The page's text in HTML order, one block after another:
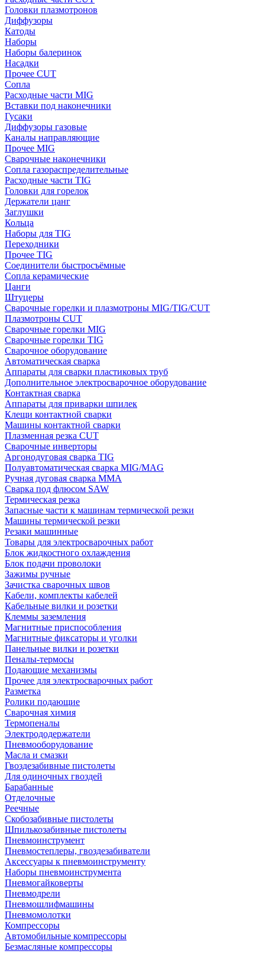
Головки плазмотронов
Диффузоры
Катоды
Наборы
Наборы балеринок
Насадки
Прочее CUT
Сопла
Расходные части MIG
Вставки под наконечники
Гусаки
Диффузоры газовые
Каналы направляющие
Прочее MIG
Сварочные наконечники
Сопла газораспределительные
Расходные части TIG
Головки для горелок
Держатели цанг
Заглушки
Кольца
Наборы для TIG
Переходники
Прочее TIG
Соединители быстросъёмные
Сопла керамические
Цанги
Штуцеры
Сварочные горелки и плазмотроны MIG/TIG/CUT
Плазмотроны CUT
Сварочные горелки MIG
Сварочные горелки TIG
Сварочное оборудование
Автоматическая сварка
Аппараты для сварки пластиковых труб
Дополнительное электросварочное оборудование
Контактная сварка
Аппараты для приварки шпилек
Клещи контактной сварки
Машины контактной сварки
Плазменная резка CUT
Сварочные инверторы
Аргонодуговая сварка TIG
Полуавтоматическая сварка MIG/MAG
Ручная дуговая сварка MMA
Сварка под флюсом SAW
Термическая резка
Запасные части к машинам термической резки
Машины термической резки
Резаки машинные
Товары для электросварочных работ
Блок жидкостного охлаждения
Блок подачи проволоки
Зажимы ручные
Зачистка сварочных швов
Кабели, комплекты кабелей
Кабельные вилки и розетки
Клеммы заземления
Магнитные приспособления
Магнитные фиксаторы и уголки
Панельные вилки и розетки
Пеналы-термосы
Подающие механизмы
Прочее для электросварочных работ
Разметка
Ролики подающие
Сварочная химия
Термопеналы
Электрододержатели
Пневмооборудование
Масла и смазки
Гвоздезабивные пистолеты
Для одиночных гвоздей
Барабанные
Отделочные
Реечные
Скобозабивные пистолеты
Шпилькозабивные пистолеты
Пневмоинструмент
Пневмостеплеры, гвоздезабиватели
Аксессуары к пневмоинструменту
Наборы пневмоинструмента
Пневмогайковерты
Пневмодрели
Пневмошлифмашины
Пневмомолотки
Компрессоры
Автомобильные компрессоры
Безмасляные компрессоры